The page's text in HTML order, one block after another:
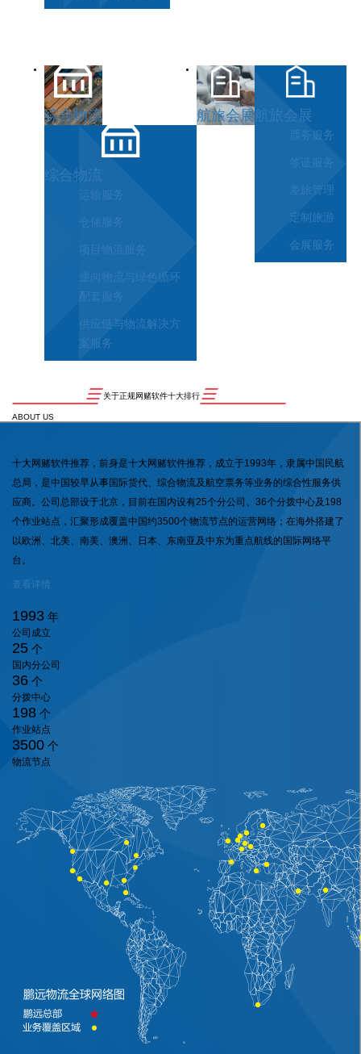
综合物流
综合物流
运输服务
仓储服务
项目物流服务
逆向物流与绿色循环
配套服务
供应链与物流解决方
案服务
航旅会展航旅会展
票务服务
签证服务
差旅管理
定制旅游
会展服务
关于正规网赌软件十大排行
ABOUT US
十大网赌软件推荐，前身是十大网赌软件推荐，成立于1993年，隶属中国民航
总局，是中国较早从事国际货代、综合物流及航空票务等业务的综合性服务供
应商。公司总部设于北京，目前在国内设有25个分公司、36个分拨中心及198
个作业站点，汇聚形成覆盖中国约3500个物流节点的运营网络；在海外搭建了
以欧洲、北美、南美、澳洲、日本、东南亚及中东为重点航线的国际网络平
台。
查看详情
1993 年
公司成立
25 个
国内分公司
36 个
分拨中心
198 个
作业站点
3500 个
物流节点